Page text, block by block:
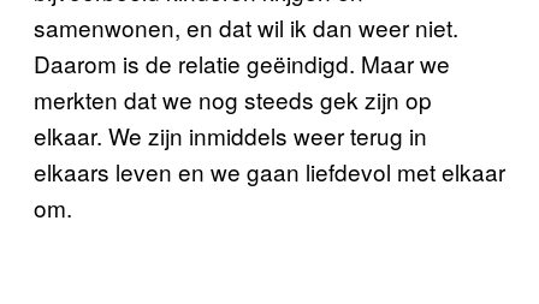
samenwonen, en dat wil ik dan weer niet.
Daarom is de relatie geëindigd. Maar we
merkten dat we nog steeds gek zijn op
elkaar. We zijn inmiddels weer terug in
elkaars leven en we gaan liefdevol met elkaar
om.